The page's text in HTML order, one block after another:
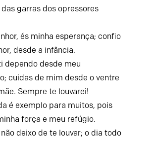
das garras dos opressores
és minha esperança; confio
, desde a infância.
dependo desde meu
cuidas de mim desde o ventre
Sempre te louvarei!
é exemplo para muitos, pois
força e meu refúgio.
deixo de te louvar; o dia todo